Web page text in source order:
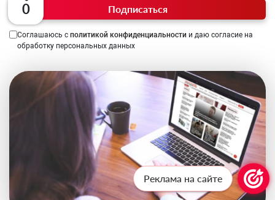
0 Подписаться
Соглашаюсь с политикой конфиденциальности и даю согласие на
обработку персональных данных
Реклама на сайте